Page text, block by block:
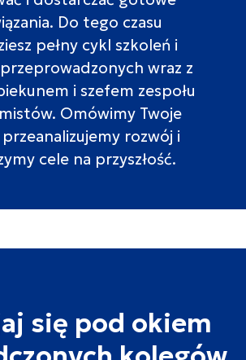
Do tego czasu
pełny cykl szkoleń i
wraz z
i szefem zespołu
Omówimy Twoje
rozwój i
cele na przyszłość.
się pod okiem